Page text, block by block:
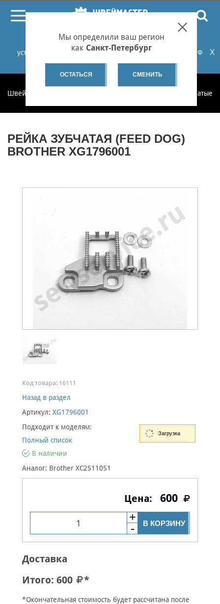
При проблемах с онлайн-оплатой заказов на сайте
установите российские сертификаты НУЦ Минцифры РФ
или используйте Яндекс.Браузер.Подробнее...
X
Мы определили ваш регион
как Санкт-Петербург
ОСТАТЬСЯ СМЕНИТЬ
Швеймастер Зубчатые
РЕЙКА ЗУБЧАТАЯ (FEED DOG)
BROTHER XG1796001
Код товара: 16111
Назад в раздел
Артикул: XG1796001
Подходит к моделям:
Полный список
В наличии
Аналог: Brother XC2511051
600
В КОРЗИНУ
Доставка
Итого: 600 *
*Окончательная стоимость будет рассчитана после
Загрузка